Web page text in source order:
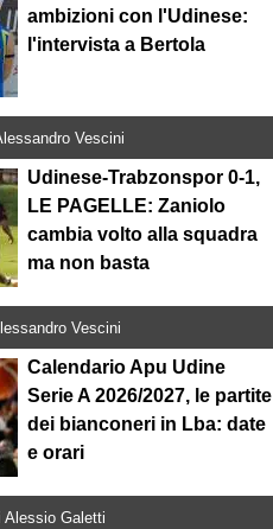
ambizioni con l'Udinese:
l'intervista a Bertola
Vescini
Udinese-Trabzonspor 0-1,
LE PAGELLE: Zaniolo
cambia volto alla squadra
ma non basta
Vescini
Calendario Apu Udine
Serie A 2026/2027, le partite
dei bianconeri in Lba: date
e orari
Alessio Galetti